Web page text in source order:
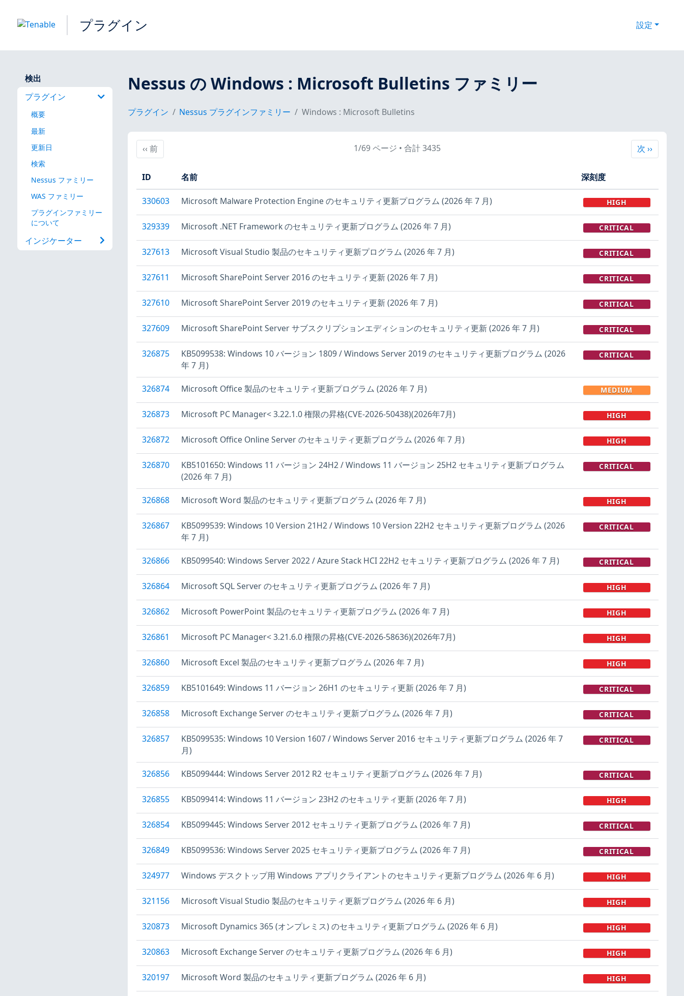
プラグイン 設定
検出
プラグイン
概要
最新
更新日
検索
Nessus ファミリー
WAS ファミリー
プラグインファミリー
について
インジケーター
Nessus の Windows : Microsoft Bulletins ファミリー
プラグイン Nessus プラグインファミリー Windows : Microsoft Bulletins
‹‹ 前前 1/69 ページ •合計 3435 次
次 ››
ID 名前 深刻度
330603 Microsoft Malware Protection Engine のセキュリティ更新プログラム (2026 年 7 月) HIGH
329339 Microsoft .NET Framework のセキュリティ更新プログラム (2026 年 7 月) CRITICAL
327613 Microsoft Visual Studio 製品のセキュリティ更新プログラム (2026 年 7 月) CRITICAL
327611 Microsoft SharePoint Server 2016 のセキュリティ更新 (2026 年 7 月) CRITICAL
327610 Microsoft SharePoint Server 2019 のセキュリティ更新 (2026 年 7 月) CRITICAL
327609 Microsoft SharePoint Server サブスクリプションエディションのセキュリティ更新 (2026 年 7 月) CRITICAL
326875
KB5099538: Windows 10 バージョン 1809 / Windows Server 2019 のセキュリティ更新プログラム (2026
年 7 月)
CRITICAL
326874 Microsoft Office 製品のセキュリティ更新プログラム (2026 年 7 月) MEDIUM
326873 Microsoft PC Manager< 3.22.1.0 権限の昇格(CVE-2026-50438)(2026年7月) HIGH
326872 Microsoft Office Online Server のセキュリティ更新プログラム (2026 年 7 月) HIGH
326870
KB5101650: Windows 11 バージョン 24H2 / Windows 11 バージョン 25H2 セキュリティ更新プログラム
(2026 年 7 月)
CRITICAL
326868 Microsoft Word 製品のセキュリティ更新プログラム (2026 年 7 月) HIGH
326867
KB5099539: Windows 10 Version 21H2 / Windows 10 Version 22H2 セキュリティ更新プログラム (2026
年 7 月)
CRITICAL
326866 KB5099540: Windows Server 2022 / Azure Stack HCI 22H2 セキュリティ更新プログラム (2026 年 7 月) CRITICAL
326864 Microsoft SQL Server のセキュリティ更新プログラム (2026 年 7 月) HIGH
326862 Microsoft PowerPoint 製品のセキュリティ更新プログラム (2026 年 7 月) HIGH
326861 Microsoft PC Manager< 3.21.6.0 権限の昇格(CVE-2026-58636)(2026年7月) HIGH
326860 Microsoft Excel 製品のセキュリティ更新プログラム (2026 年 7 月) HIGH
326859 KB5101649: Windows 11 バージョン 26H1 のセキュリティ更新 (2026 年 7 月) CRITICAL
326858 Microsoft Exchange Server のセキュリティ更新プログラム (2026 年 7 月) CRITICAL
326857
KB5099535: Windows 10 Version 1607 / Windows Server 2016 セキュリティ更新プログラム (2026 年 7
月)
CRITICAL
326856 KB5099444: Windows Server 2012 R2 セキュリティ更新プログラム (2026 年 7 月) CRITICAL
326855 KB5099414: Windows 11 バージョン 23H2 のセキュリティ更新 (2026 年 7 月) HIGH
326854 KB5099445: Windows Server 2012 セキュリティ更新プログラム (2026 年 7 月) CRITICAL
326849 KB5099536: Windows Server 2025 セキュリティ更新プログラム (2026 年 7 月) CRITICAL
324977 Windows デスクトップ用 Windows アプリクライアントのセキュリティ更新プログラム (2026 年 6 月) HIGH
321156 Microsoft Visual Studio 製品のセキュリティ更新プログラム (2026 年 6 月) HIGH
320873 Microsoft Dynamics 365 (オンプレミス) のセキュリティ更新プログラム (2026 年 6 月) HIGH
320863 Microsoft Exchange Server のセキュリティ更新プログラム (2026 年 6 月) HIGH
320197 Microsoft Word 製品のセキュリティ更新プログラム (2026 年 6 月) HIGH